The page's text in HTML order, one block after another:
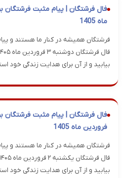
ماه 1405
فرشتگان همیشه در کنار ما هستند و
بیابید و از آن برای هدایت زندگی خود
فروردین ماه 1405
فرشتگان همیشه در کنار ما هستند و
بیابید و از آن برای هدایت زندگی خود